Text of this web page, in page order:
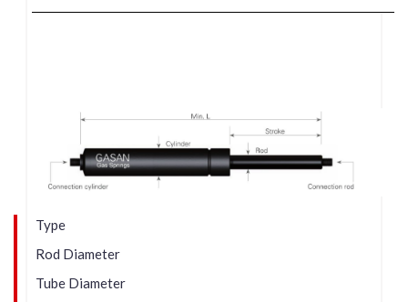
Type
Rod Diameter
Tube Diameter